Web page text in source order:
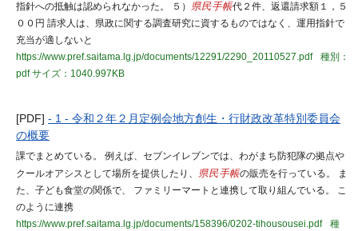
指針への抵触は認められなかった。 ５） 県民手帳代２件、返還請求額１，５
００円 請求人は、県政に関する調査研究に資するものではなく、運用指針で
充当が適しないと
https://www.pref.saitama.lg.jp/documents/12291/2290_20110527.pdf
種別：
pdfサイズ：1040.997KB
[PDF] - 1 - 令和２年２月定例会地方創生・行財政改革特別委員会
の概要
課でまとめている。 例えば、セブンイレブンでは、わがまち防犯隊の拠点や
クールオアシスとして場所を提供したり、 県民手帳の販売を行っている。 ま
た、子ども食堂の関係で、 ファミリーマートと連携して取り組んでいる。 こ
のように連携
https://www.pref.saitama.lg.jp/documents/158396/0202-tihousousei.pdf
種